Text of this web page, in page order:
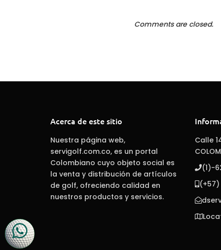
Comments are closed.
Acerca de este sitio
Nuestra página web,
servigolf.com.co, es un portal
Colombiano cuyo objeto social es
la venta y distribución de artículos
de golf, ofreciendo calidad en
nuestros productos y servicios.
Calle
(1)-
(+57)